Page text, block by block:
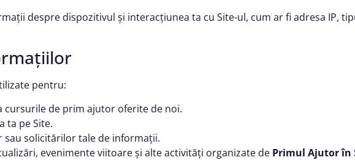
despre dispozitivul și interacțiunea ta cu Site-ul, cum ar fi adresa IP,
pentru:
cursurile de prim ajutor oferite de noi.
ta pe Site.
solicitărilor tale de informații.
evenimente viitoare și alte activități organizate de Primul Ajutor în